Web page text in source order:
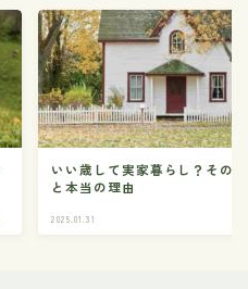
いい歳して実家暮らし？その
と本当の理由
2025.01.31